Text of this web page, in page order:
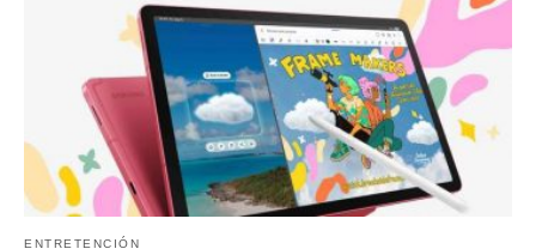
ENTRETENCIÓN